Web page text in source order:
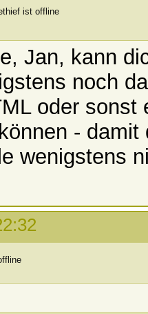
Jan, kann
noch
oder
-
wenigstens